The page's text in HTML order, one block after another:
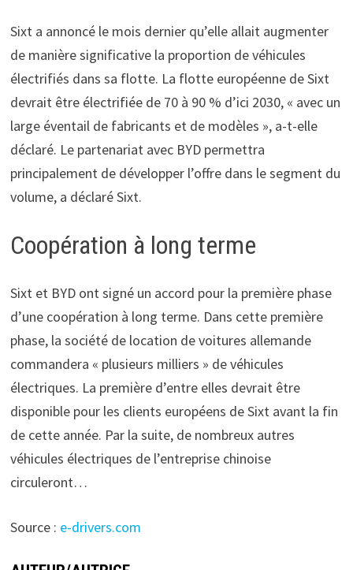
Sixt a annoncé le mois dernier qu’elle allait augmenter
de manière significative la proportion de véhicules
électrifiés dans sa flotte. La flotte européenne de Sixt
devrait être électrifiée de 70 à 90 % d’ici 2030, « avec un
large éventail de fabricants et de modèles », a-t-elle
déclaré. Le partenariat avec BYD permettra
principalement de développer l’offre dans le segment du
volume, a déclaré Sixt.
Coopération à long terme
Sixt et BYD ont signé un accord pour la première phase
d’une coopération à long terme. Dans cette première
phase, la société de location de voitures allemande
commandera « plusieurs milliers » de véhicules
électriques. La première d’entre elles devrait être
disponible pour les clients européens de Sixt avant la fin
de cette année. Par la suite, de nombreux autres
véhicules électriques de l’entreprise chinoise
circuleront…
Source : e-drivers.com